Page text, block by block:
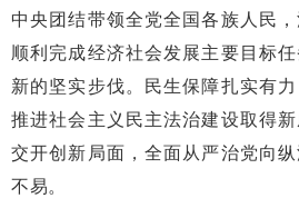
中央团结带领全党全国各族人民
顺利完成经济社会发展主要目标
新的坚实步伐。民生保障扎实有
推进社会主义民主法治建设取得
交开创新局面，全面从严治党向
不易。